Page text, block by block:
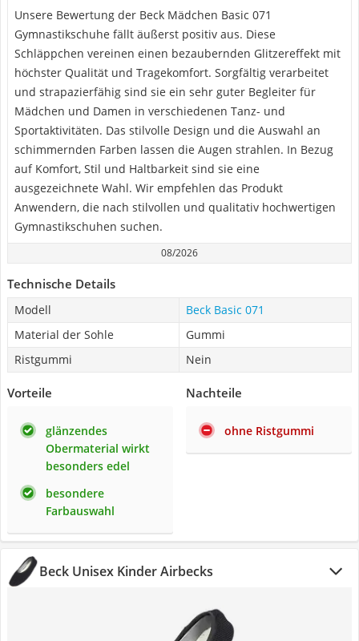
Unsere Bewertung der Beck Mädchen Basic 071
Gymnastikschuhe fällt äußerst positiv aus. Diese
Schläppchen vereinen einen bezaubernden Glitzereffekt mit
höchster Qualität und Tragekomfort. Sorgfältig verarbeitet
und strapazierfähig sind sie ein sehr guter Begleiter für
Mädchen und Damen in verschiedenen Tanz- und
Sportaktivitäten. Das stilvolle Design und die Auswahl an
schimmernden Farben lassen die Augen strahlen. In Bezug
auf Komfort, Stil und Haltbarkeit sind sie eine
ausgezeichnete Wahl. Wir empfehlen das Produkt
Anwendern, die nach stilvollen und qualitativ hochwertigen
Gymnastikschuhen suchen.
08/2026
Technische Details
Modell
Beck Basic 071
Material der Sohle
Gummi
Ristgummi
Nein
Vorteile
glänzendes
Obermaterial wirkt
besonders edel
besondere
Farbauswahl
Nachteile
ohne Ristgummi
Beck Unisex Kinder Airbecks